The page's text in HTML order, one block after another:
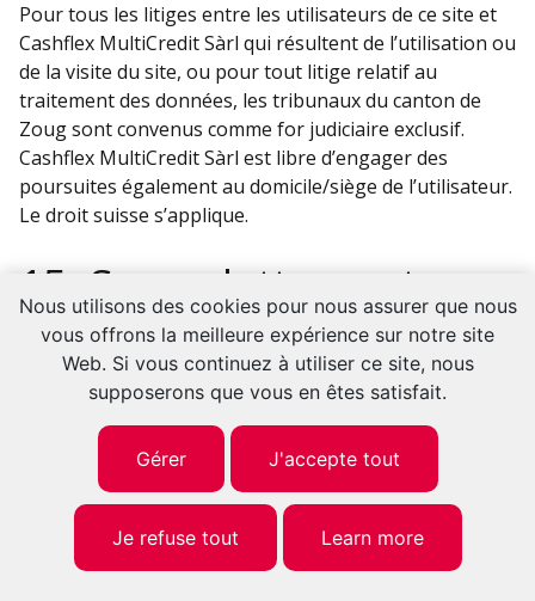
Pour tous les litiges entre les utilisateurs de ce site et
Cashflex MultiCredit Sàrl qui résultent de l’utilisation ou
de la visite du site, ou pour tout litige relatif au
traitement des données, les tribunaux du canton de
Zoug sont convenus comme for judiciaire exclusif.
Cashflex MultiCredit Sàrl est libre d’engager des
poursuites également au domicile/siège de l’utilisateur.
Le droit suisse s’applique.
15. Surendettement
Je prends note que l’octroi d’un crédit est interdit s’il
occasionne le surendettement (art. 3 LCD).
16. Confirmation
Nous utilisons des cookies pour nous assurer que nous
vous offrons la meilleure expérience sur notre site
Web. Si vous continuez à utiliser ce site, nous
supposerons que vous en êtes satisfait.
Gérer J'accepte tout
Je refuse tout Learn more